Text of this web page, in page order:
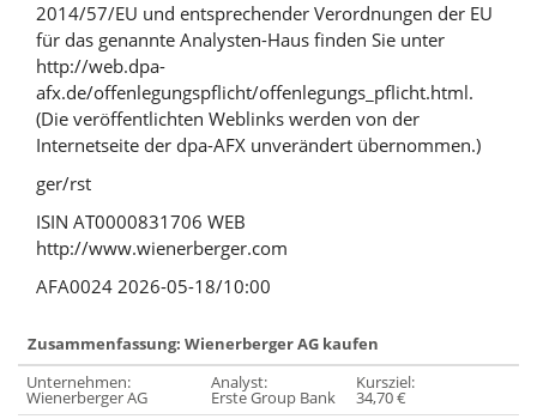
2014/57/EU und entsprechender Verordnungen der EU
für das genannte Analysten-Haus finden Sie unter
http://web.dpa-
afx.de/offenlegungspflicht/offenlegungs_pflicht.html.
(Die veröffentlichten Weblinks werden von der
Internetseite der dpa-AFX unverändert übernommen.)
ger/rst
ISIN AT0000831706 WEB
http://www.wienerberger.com
AFA0024 2026-05-18/10:00
Zusammenfassung: Wienerberger AG kaufen
Unternehmen:
Wienerberger AG
Analyst:
Erste Group Bank
Kursziel:
34,70 €